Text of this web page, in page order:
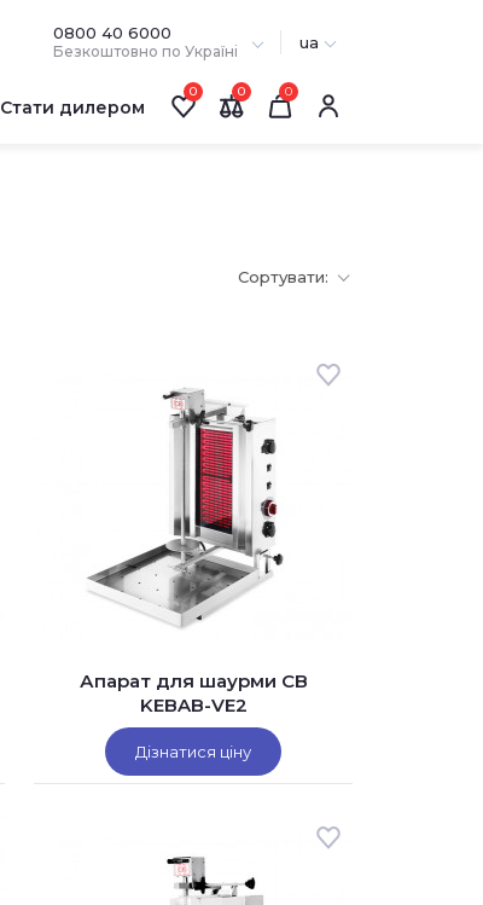
0800 40 6000
Безкоштовно по Україні ua
Стати дилером
0 0
Сортувати:
Апарат для шаурми CB
KEBAB-VE2
Дізнатися ціну